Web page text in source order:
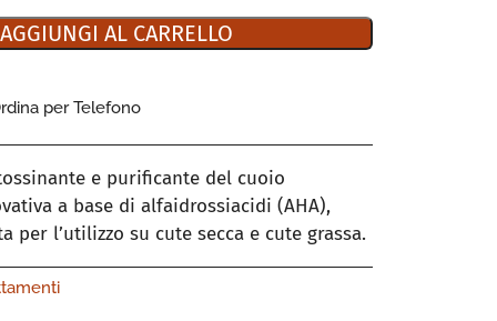
AGGIUNGI AL CARRELLO
per Telefono
e purificante del cuoio
a base di alfaidrossiacidi (AHA),
per l’utilizzo su cute secca e cute grassa.